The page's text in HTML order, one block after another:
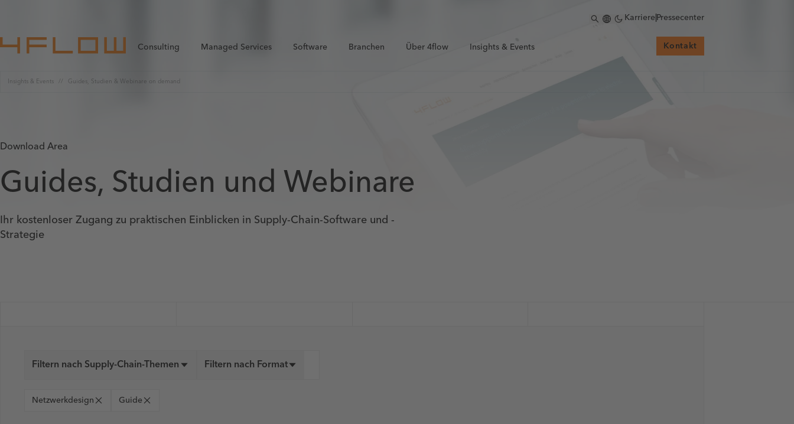
Kontakt
Consulting Managed Services Software Branchen Über 4flow Insights & Events
Karriere Pressecenter
Insights & Events Guides, Studien & Webinare on demand
Download Area
Guides, Studien und Webinare
Ihr kostenloser Zugang zu praktischen Einblicken in Supply-Chain-Software und -
Strategie
Filtern nach Supply-Chain-Themen Filtern nach Format
Netzwerkdesign Guide